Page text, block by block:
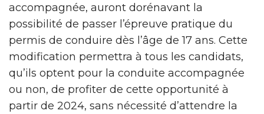
accompagnée, auront dorénavant la
possibilité de passer l’épreuve pratique du
permis de conduire dès l’âge de 17 ans. Cette
modification permettra à tous les candidats,
qu’ils optent pour la conduite accompagnée
ou non, de profiter de cette opportunité à
partir de 2024, sans nécessité d’attendre la